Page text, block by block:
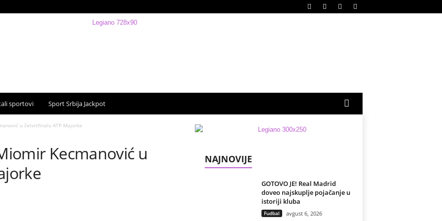
sportovi Sport Srbija Jackpot
u četvrtfinalu ATP Majorke
Kecmanović u
NAJNOVIJE
GOTOVO JE! Real Madrid
doveo najskuplje pojačanje u
istoriji kluba
Fudbal avgust 6, 2026